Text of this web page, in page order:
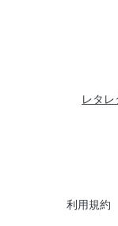
レタ
利用規約